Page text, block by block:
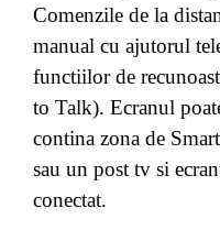
Comenzile de la
manual cu ajutorul
functiilor de
to Talk). Ecranul
contina zona de
sau un post tv si
conectat.